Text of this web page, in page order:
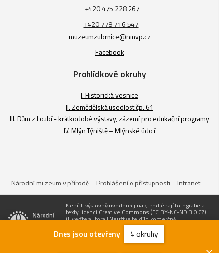
Dnes jsou otevřeny 4 okruhy
+420 475 228 267
+420 778 716 547
muzeumzubrnice@nmvp.cz
Facebook
Prohlídkové okruhy
I. Historická vesnice
II. Zemědělská usedlost čp. 61
III. Dům z Loubí - krátkodobé výstavy, zázemí pro edukační programy
IV. Mlýn Týniště – Mlýnské údolí
Národní muzeum v přírodě Prohlášení o přístupnosti Intranet
Není-li výslovně uvedeno jinak, podléhají fotografie a
texty licenci Creative Commons (CC BY-NC-ND 3.0 CZ)
(Uveďte autora | Neužívejte dílo komerčně |
Nezasahujte do díla). Pro užití obsahuju uvádějte odkaz
na stránky www.nmvp.cz a „zdroj: Národní muzeum v
přírodě“